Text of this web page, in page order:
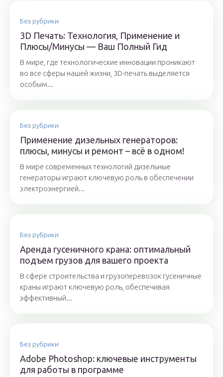
Без рубрики
3D Печать: Технология, Применение и
Плюсы/Минусы — Ваш Полный Гид
В мире, где технологические инновации проникают
во все сферы нашей жизни, 3D-печать выделяется
особым...
Без рубрики
Применение дизельных генераторов:
плюсы, минусы и ремонт – всё в одном!
В мире современных технологий дизельные
генераторы играют ключевую роль в обеспечении
электроэнергией...
Без рубрики
Аренда гусеничного крана: оптимальный
подъем грузов для вашего проекта
В сфере строительства и грузоперевозок гусеничные
краны играют ключевую роль, обеспечивая
эффективный...
Без рубрики
Adobe Photoshop: ключевые инструменты
для работы в программе